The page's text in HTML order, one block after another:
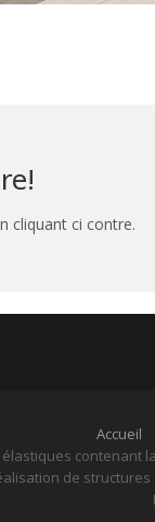
cliquant ci contre.
Accueil
contenant
de